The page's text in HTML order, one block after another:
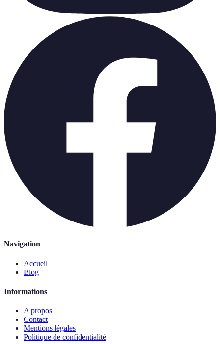
Navigation
Accueil
Blog
Informations
A propos
Contact
Mentions légales
Politique de confidentialité